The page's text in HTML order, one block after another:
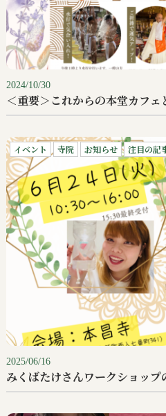
2024/10/30
＜重要＞これからの本堂カフ
イベント 寺院 お知らせ 注目の記
2025/06/16
みくばたけさんワークショップ